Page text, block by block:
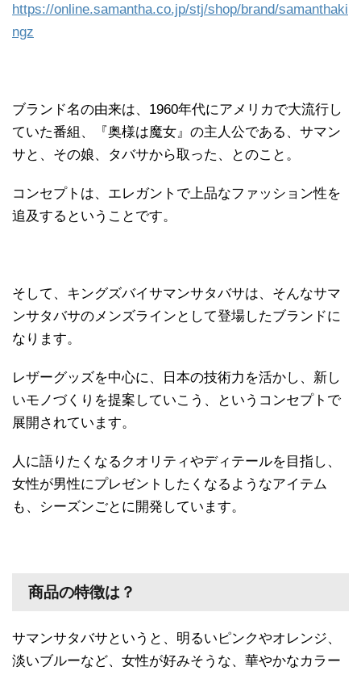
https://online.samantha.co.jp/stj/shop/brand/samanthaki
ngz
ブランド名の由来は、1960年代にアメリカで大流行し
ていた番組、『奥様は魔女』の主人公である、サマン
サと、その娘、タバサから取った、とのこと。
コンセプトは、エレガントで上品なファッション性を
追及するということです。
そして、キングズバイサマンサタバサは、そんなサマ
ンサタバサのメンズラインとして登場したブランドに
なります。
レザーグッズを中心に、日本の技術力を活かし、新し
いモノづくりを提案していこう、というコンセプトで
展開されています。
人に語りたくなるクオリティやディテールを目指し、
女性が男性にプレゼントしたくなるようなアイテム
も、シーズンごとに開発しています。
商品の特徴は？
サマンサタバサというと、明るいピンクやオレンジ、
淡いブルーなど、女性が好みそうな、華やかなカラー